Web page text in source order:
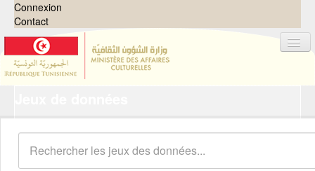
Connexion
Contact
Organisations
Groupes